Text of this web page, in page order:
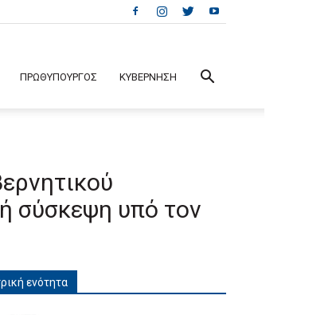
ΠΡΩΘΥΠΟΥΡΓΟΣ ΚΥΒΕΡΝΗΣΗ
σύσκεψη υπό τον
ενότητα